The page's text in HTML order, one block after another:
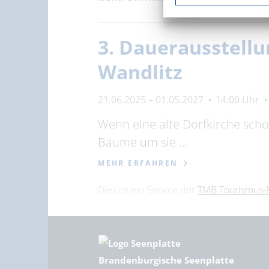
3.
Wandlitz
21.06.2025 – 01.05.2027 14:00 Uhr
Wenn eine alte Dorfkirche
Bäume um sie …
MEHR ERFAHREN
Dies ist ein Service derTMB
Brandenburgische Seenplatte